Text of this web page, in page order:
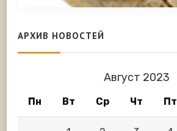
АРХИВ НОВОСТЕЙ
Август 2023
Пн Вт Ср Чт Пт